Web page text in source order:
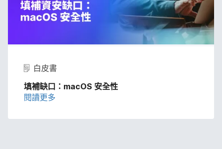
白皮書
填補​缺口： macOS 安全性
閱讀​更多